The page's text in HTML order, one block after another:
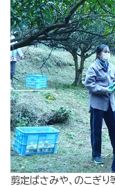
剪定ばさみや、のこぎり